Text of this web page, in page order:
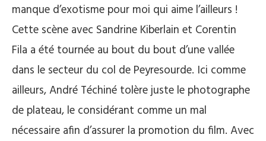
manque d’exotisme pour moi qui aime l’ailleurs !
Cette scène avec Sandrine Kiberlain et Corentin
Fila a été tournée au bout du bout d’une vallée
dans le secteur du col de Peyresourde. Ici comme
ailleurs, André Téchiné tolère juste le photographe
de plateau, le considérant comme un mal
nécessaire afin d’assurer la promotion du film. Avec